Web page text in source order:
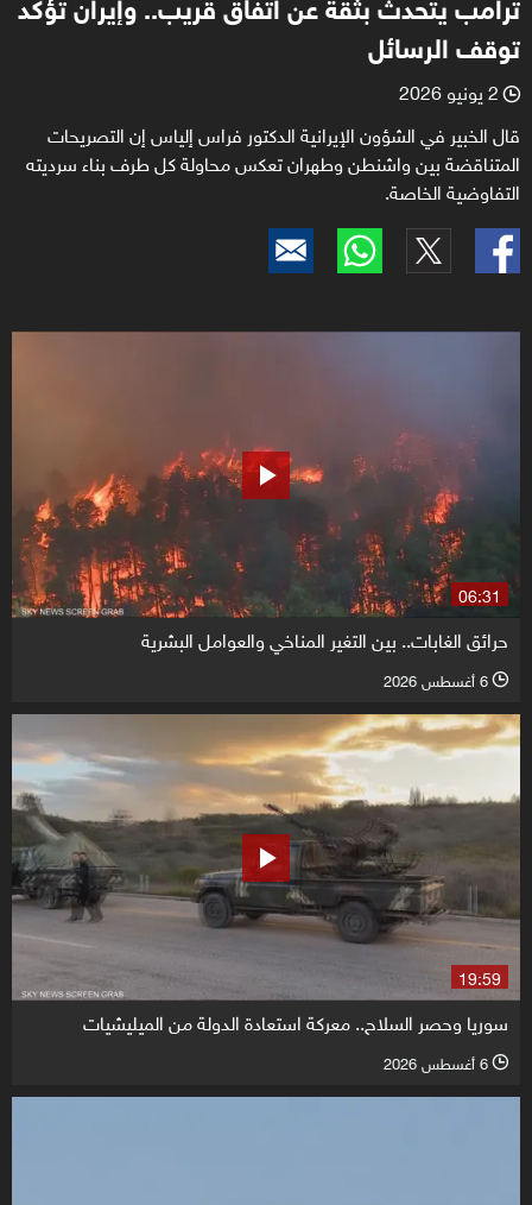
توقف الرسائل
l 2 يونيو 2026
قال الخبير في الشؤون الإيرانية الدكتور فراس إلياس إن التصريحات
المتناقضة بين واشنطن وطهران تعكس محاولة كل طرف بناء سرديته
التفاوضية الخاصة.
06:31
حرائق الغابات.. بين التغير المناخي والعوامل البشرية
l 6 أغسطس 2026
19:59
سوريا وحصر السلاح.. معركة استعادة الدولة من الميليشيات
l 6 أغسطس 2026